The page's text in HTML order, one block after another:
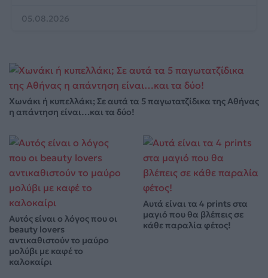
05.08.2026
Χωνάκι ή κυπελλάκι; Σε αυτά τα 5 παγωτατζίδικα της Αθήνας
η απάντηση είναι…και τα δύο!
Αυτός είναι ο λόγος που οι
beauty lovers
αντικαθιστούν το μαύρο
μολύβι με καφέ το
καλοκαίρι
Αυτά είναι τα 4 prints στα
μαγιό που θα βλέπεις σε
κάθε παραλία φέτος!